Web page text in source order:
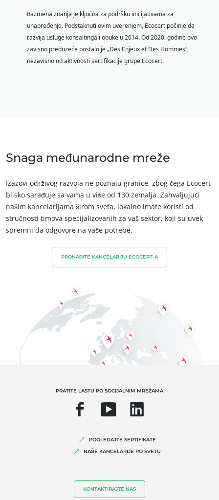
Razmena znanja je ključna za podršku inicijativama za
unapređenje. Podstaknuti ovim uverenjem, Ecocert počinje da
razvija usluge konsaltinga i obuke u 2014. Od 2020. godine ovo
zavisno preduzeće postalo je „Des Enjeux et Des Hommes“,
nezavisno od aktivnosti sertifikacije grupe Ecocert.
Snaga međunarodne mreže
Izazovi održivog razvoja ne poznaju granice, zbog čega Ecocert
blisko sarađuje sa vama u više od 130 zemalja. Zahvaljujući
našim kancelarijama širom sveta, lokalno imate koristi od
stručnosti timova specijalizovanih za vaš sektor, koji su uvek
spremni da odgovore na vaše potrebe.
PRONAĐITE KANCELARIJU ECOCERT-A
PRATITE LASTU PO SOCIJALNIM MREŽAMA
POGLEDAJTE SERTIFIKATE
NAŠE KANCELARIJE PO SVETU
KONTAKTIRAJTE NAS